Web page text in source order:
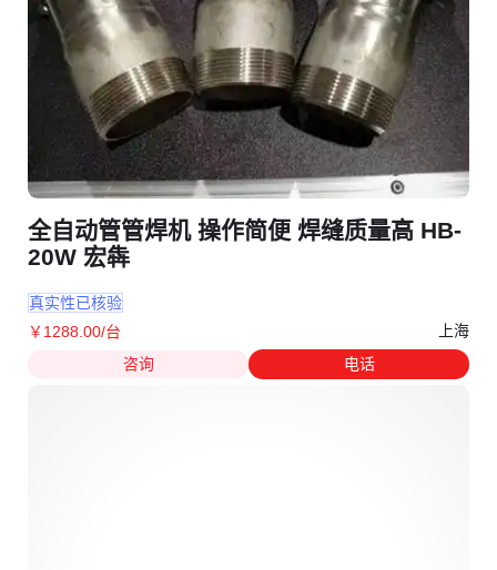
全自动管管焊机 操作简便 焊缝质量高 HB-
20W 宏犇
真实性已核验
￥ 1288 .00/台
上海
咨询
电话